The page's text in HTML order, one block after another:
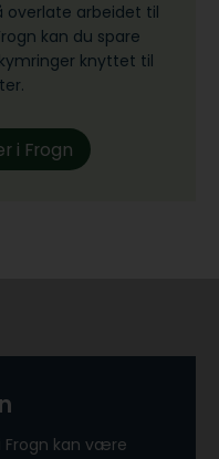
overlate arbeidet til
kan du spare
knyttet til
i Frogn
Frogn kan være